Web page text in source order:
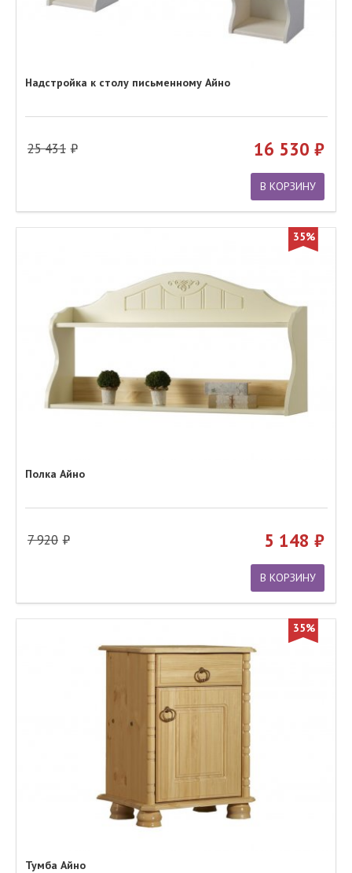
Надстройка к столу письменному Айно
25 431 16 530
В КОРЗИНУ
35%
Полка Айно
7 920 5 148
В КОРЗИНУ
35%
Тумба Айно